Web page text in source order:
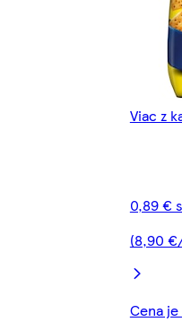
Viac z
0,89 €
(8,90
Cena